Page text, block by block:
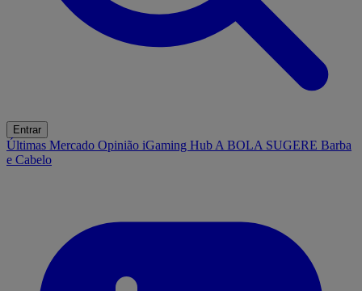
Entrar
Últimas Mercado Opinião iGaming Hub A BOLA SUGERE Barba
e Cabelo